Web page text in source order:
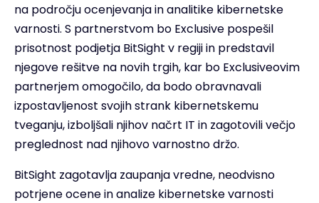
na področju ocenjevanja in analitike kibernetske
varnosti. S partnerstvom bo Exclusive pospešil
prisotnost podjetja BitSight v regiji in predstavil
njegove rešitve na novih trgih, kar bo Exclusiveovim
partnerjem omogočilo, da bodo obravnavali
izpostavljenost svojih strank kibernetskemu
tveganju, izboljšali njihov načrt IT in zagotovili večjo
preglednost nad njihovo varnostno držo.
BitSight zagotavlja zaupanja vredne, neodvisno
potrjene ocene in analize kibernetske varnosti